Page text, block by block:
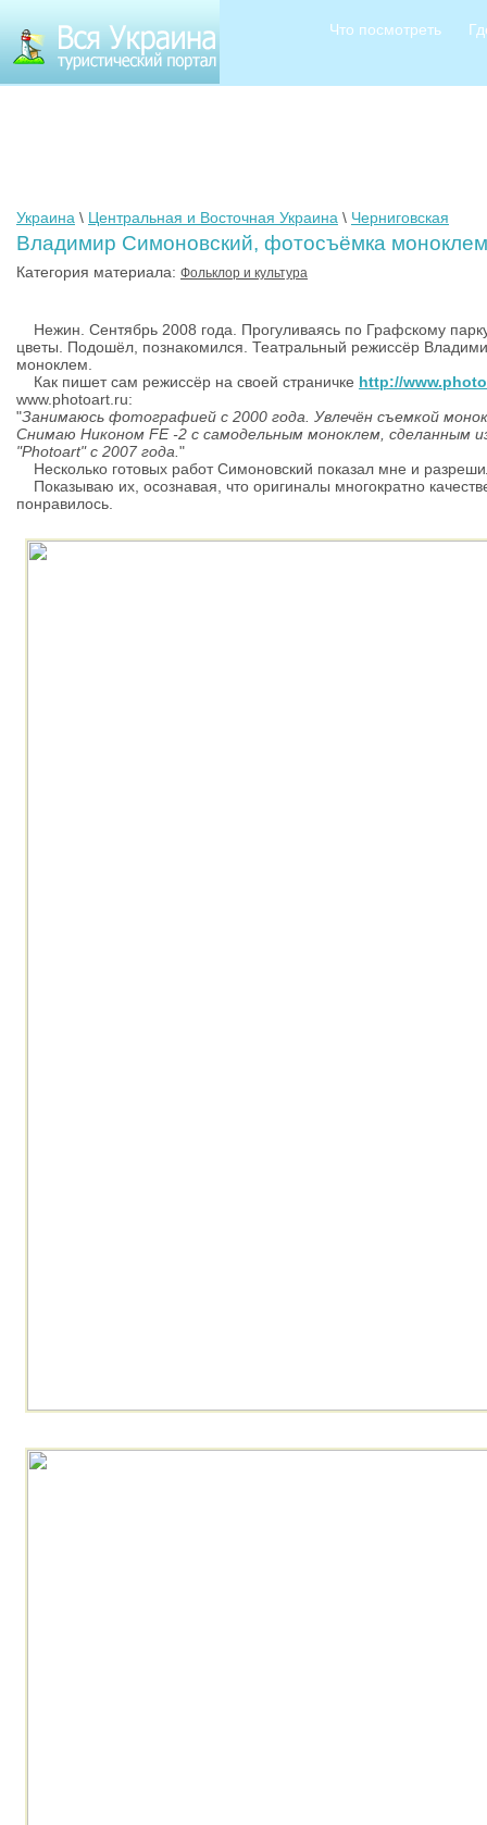
Что посмотреть
Украина \ Центральная и Восточная Украина \ Черниговская
Владимир Симоновский, фотосъёмка моноклем
Категория материала: Фольклор и культура
Нежин. Сентябрь 2008 года. Прогуливаясь по Графскому
цветы. Подошёл, познакомился. Театральный режиссёр
моноклем.
Как пишет сам режиссёр на своей страничке http://
www.photoart.ru:
"Занимаюсь фотографией с 2000 года. Увлечён съемкой
Снимаю Никоном FЕ -2 с самодельным моноклем, сделанным
"Photoart" c 2007 года. "
Несколько готовых работ Симоновский показал мне и
Показываю их, осознавая, что оригиналы многократно
понравилось.